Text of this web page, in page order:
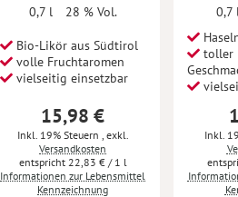
0,7 l
28 % Vol.
Bio-Likör aus Südtirol
volle Fruchtaromen
vielseitig einsetzbar
15,98 €
Inkl. 19% Steuern , exkl.
Versandkosten
22,83 €/ 1 l
Informationen zur Lebensmittel
Kennzeichnung
0,7
toller
Inkl.